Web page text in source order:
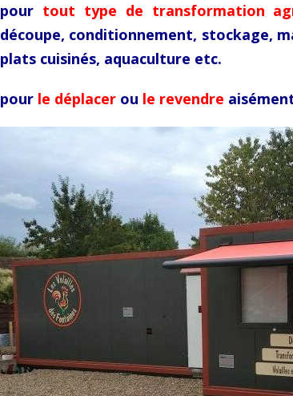
pour tout type de transformation
découpe, conditionnement, stockage,
plats cuisinés, aquaculture etc.
pour le déplacer ou le revendre